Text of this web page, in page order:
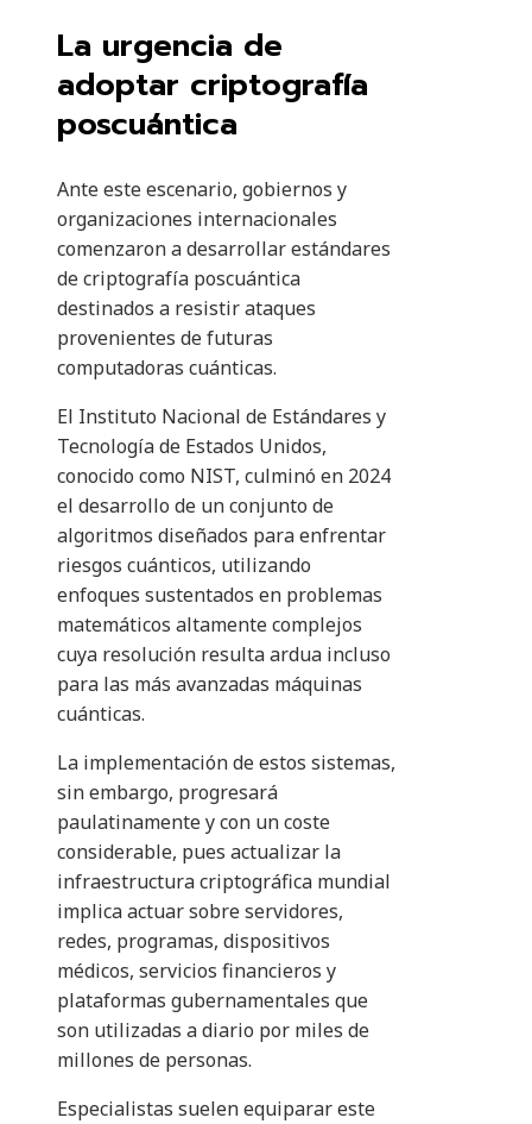
La urgencia de
adoptar criptografía
poscuántica
Ante este escenario, gobiernos y
organizaciones internacionales
comenzaron a desarrollar estándares
de criptografía poscuántica
destinados a resistir ataques
provenientes de futuras
computadoras cuánticas.
El Instituto Nacional de Estándares y
Tecnología de Estados Unidos,
conocido como NIST, culminó en 2024
el desarrollo de un conjunto de
algoritmos diseñados para enfrentar
riesgos cuánticos, utilizando
enfoques sustentados en problemas
matemáticos altamente complejos
cuya resolución resulta ardua incluso
para las más avanzadas máquinas
cuánticas.
La implementación de estos sistemas,
sin embargo, progresará
paulatinamente y con un coste
considerable, pues actualizar la
infraestructura criptográfica mundial
implica actuar sobre servidores,
redes, programas, dispositivos
médicos, servicios financieros y
plataformas gubernamentales que
son utilizadas a diario por miles de
millones de personas.
Especialistas suelen equiparar este